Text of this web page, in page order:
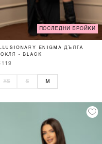
ПОСЛЕДНИ БРОЙКИ
ENIGMA ДЪЛГА
- BLACK
XS S M